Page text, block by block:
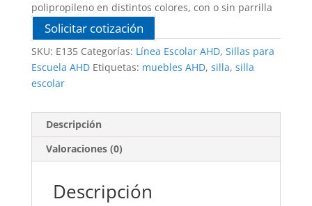
polipropileno en distintos colores, con o sin parrilla
Solicitar cotización
SKU: E135 Categorías: Línea Escolar AHD, Sillas para
Escuela AHD Etiquetas: muebles AHD, silla, silla
escolar
Descripción
Valoraciones (0)
Descripción